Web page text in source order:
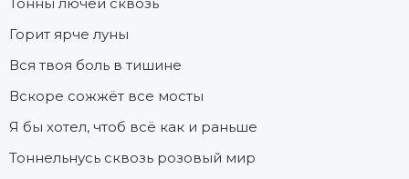
Горит ярче луны
Вся твоя боль в тишине
Вскоре сожжёт все мосты
Я бы хотел, чтоб всё как и раньше
Тоннельнусь сквозь розовый мир